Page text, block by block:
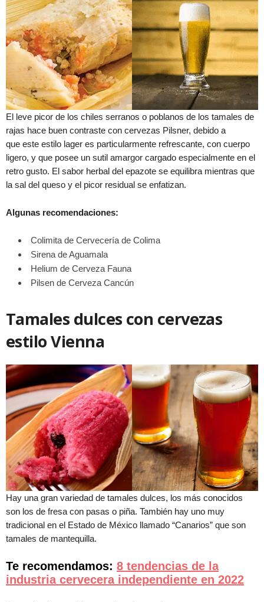
El leve picor de los chiles serranos o poblanos de los tamales de
rajas hace buen contraste con cervezas Pilsner, debido a
que este estilo lager es particularmente refrescante, con cuerpo
ligero, y que posee un sutil amargor cargado especialmente en el
retro gusto. El sabor herbal del epazote se equilibra mientras que
la sal del queso y el picor residual se enfatizan.
Algunas recomendaciones:
Colimita de Cervecería de Colima
Sirena de Aguamala
Helium de Cerveza Fauna
Pilsen de Cerveza Cancún
Tamales dulces con cervezas
estilo Vienna
Hay una gran variedad de tamales dulces, los más conocidos
son los de fresa con pasas o piña. También hay uno muy
tradicional en el Estado de México llamado “Canarios” que son
tamales de mantequilla.
Te recomendamos: 8 tendencias de la
industria cervecera independiente en 2022